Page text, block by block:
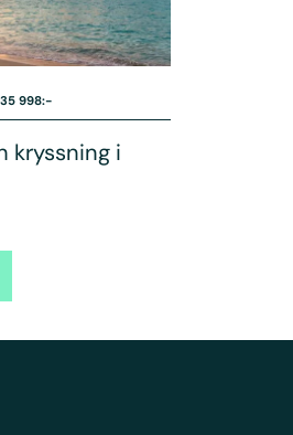
998:-
kryssning i